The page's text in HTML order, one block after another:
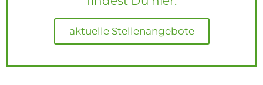
aktuelle Stellenangebote